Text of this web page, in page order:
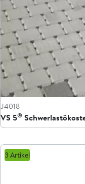
J4018
VS 5®
3 Artikel